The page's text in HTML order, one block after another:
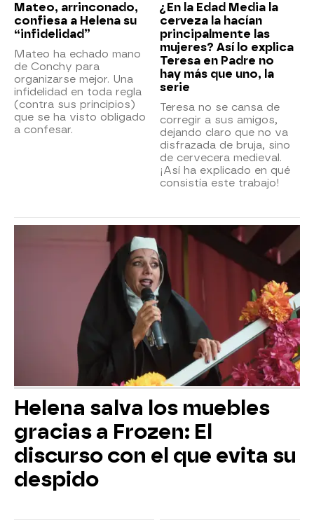
Mateo, arrinconado,
confiesa a Helena su
“infidelidad”
Mateo ha echado mano
de Conchy para
organizarse mejor. Una
infidelidad en toda regla
(contra sus principios)
que se ha visto obligado
a confesar.
¿En la Edad Media la
cerveza la hacían
principalmente las
mujeres? Así lo explica
Teresa en Padre no
hay más que uno, la
serie
Teresa no se cansa de
corregir a sus amigos,
dejando claro que no va
disfrazada de bruja, sino
de cervecera medieval.
¡Así ha explicado en qué
consistía este trabajo!
Helena salva los muebles
gracias a Frozen: El
discurso con el que evita su
despido